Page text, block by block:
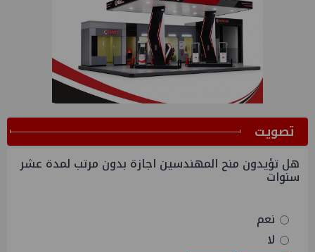
ﺗﺼﻮﻳﺖ
هل تؤيدون منح المهندسين اجازة بدون مرتب لمدة عشر
سنوات
نعم
لا